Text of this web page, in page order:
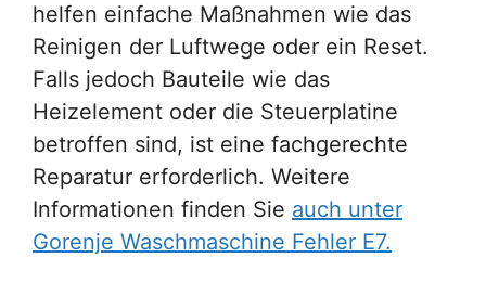
helfen einfache Maßnahmen wie das
Reinigen der Luftwege oder ein Reset.
Falls jedoch Bauteile wie das
Heizelement oder die Steuerplatine
betroffen sind, ist eine fachgerechte
Reparatur erforderlich. Weitere
Informationen finden Sie auch unter
Gorenje Waschmaschine Fehler E7.